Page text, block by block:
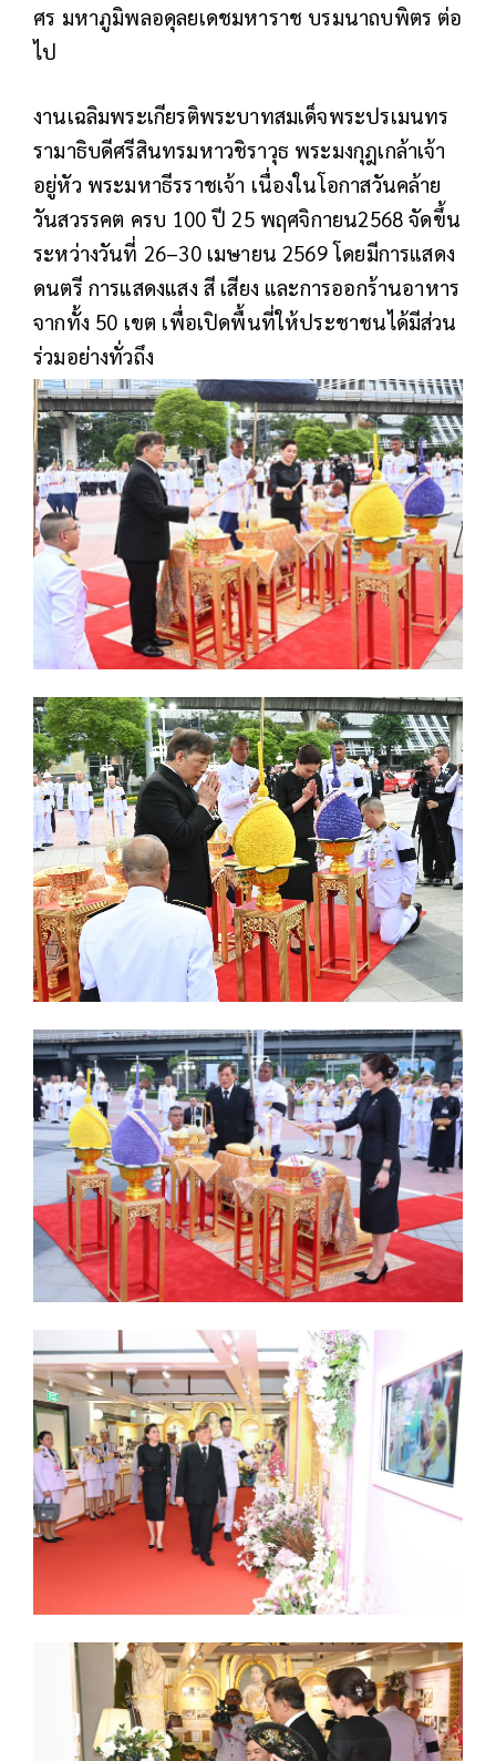
ศร มหาภูมิพลอดุลยเดชมหาราช บรมนาถบพิตร ต่อ
ไป
งานเฉลิมพระเกียรติพระบาทสมเด็จพระปรเมนทร
รามาธิบดีศรีสินทรมหาวชิราวุธ พระมงกุฎเกล้าเจ้า
อยู่หัว พระมหาธีรราชเจ้า เนื่องในโอกาสวันคล้าย
วันสวรรคต ครบ 100 ปี 25 พฤศจิกายน2568 จัดขึ้น
ระหว่างวันที่ 26–30 เมษายน 2569 โดยมีการแสดง
ดนตรี การแสดงแสง สี เสียง และการออกร้านอาหาร
จากทั้ง 50 เขต เพื่อเปิดพื้นที่ให้ประชาชนได้มีส่วน
ร่วมอย่างทั่วถึง